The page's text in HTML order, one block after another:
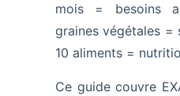
mois = besoins
graines végétales =
10 aliments =
Ce guide couvre